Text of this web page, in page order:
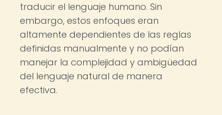
traducir el lenguaje humano. Sin
embargo, estos enfoques eran
altamente dependientes de las reglas
definidas manualmente y no podían
manejar la complejidad y ambigüedad
del lenguaje natural de manera
efectiva.